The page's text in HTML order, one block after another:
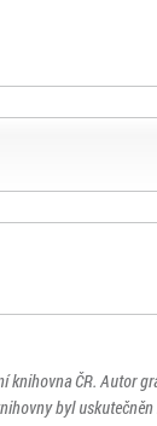
knihovna ČR. Autor
byl